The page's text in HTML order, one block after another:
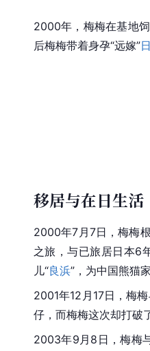
2000年，梅梅在基地
后梅梅带着身孕“远嫁”
移居与在日生活
2000年7月7日，梅梅
之旅，与已旅居日本6
儿“良浜”，为中国熊猫
2001年12月17日，梅
仔，而梅梅这次却打破
2003年9月8日，梅梅